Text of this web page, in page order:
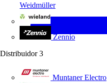
Weidmüller
Zennio
Distribuidor 3
Muntaner Electro